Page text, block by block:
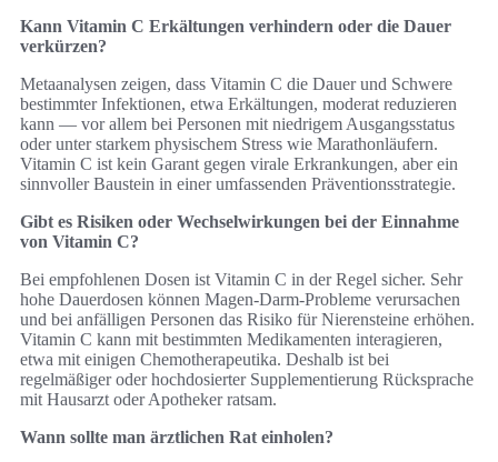
Kann Vitamin C Erkältungen verhindern oder die Dauer
verkürzen?
Metaanalysen zeigen, dass Vitamin C die Dauer und Schwere
bestimmter Infektionen, etwa Erkältungen, moderat reduzieren
kann — vor allem bei Personen mit niedrigem Ausgangsstatus
oder unter starkem physischem Stress wie Marathonläufern.
Vitamin C ist kein Garant gegen virale Erkrankungen, aber ein
sinnvoller Baustein in einer umfassenden Präventionsstrategie.
Gibt es Risiken oder Wechselwirkungen bei der Einnahme
von Vitamin C?
Bei empfohlenen Dosen ist Vitamin C in der Regel sicher. Sehr
hohe Dauerdosen können Magen‑Darm‑Probleme verursachen
und bei anfälligen Personen das Risiko für Nierensteine erhöhen.
Vitamin C kann mit bestimmten Medikamenten interagieren,
etwa mit einigen Chemotherapeutika. Deshalb ist bei
regelmäßiger oder hochdosierter Supplementierung Rücksprache
mit Hausarzt oder Apotheker ratsam.
Wann sollte man ärztlichen Rat einholen?